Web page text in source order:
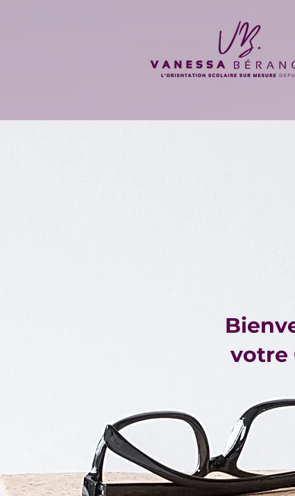
votre